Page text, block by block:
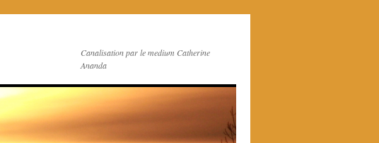
Canalisation par le medium Catherine
Ananda